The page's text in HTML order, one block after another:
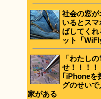
社会の窓が
いるとス
ばしてく
ット「
「わたし
せ！！！
｢iPhoneを
グのせい
家がある